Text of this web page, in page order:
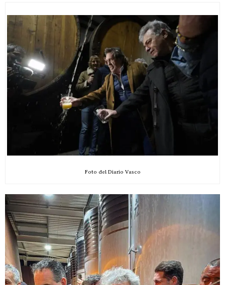
Foto del Diario Vasco